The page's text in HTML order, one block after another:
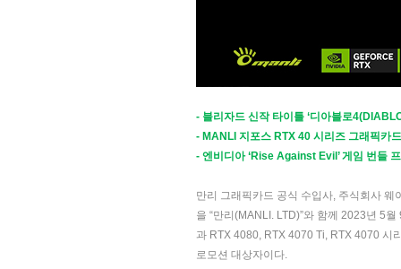
- 블리자드 신작 타이틀 ‘디아블로
- MANLI 지포스 RTX 40 시리즈 그래픽카
- 엔비디아 ‘Rise Against Evil’ 게임 번들
만리 그래픽카드 공식 수입사, 주식회사 웨
을 “만리(MANLI. LTD)”와 함께 2023년 5
과 RTX 4080, RTX 4070 Ti, RTX 4070 시
로모션 대상자이다.